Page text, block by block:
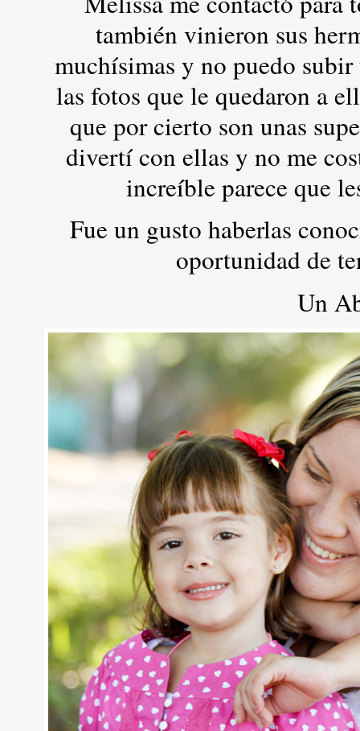
también vinieron sus
muchísimas y no puedo
las fotos que le quedaron a
que por cierto son unas
divertí con ellas y no me
increíble parece que
Fue un gusto haberlas
oportunidad de
Un